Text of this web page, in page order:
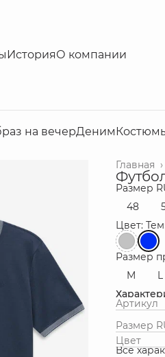
ИсторияО компании
на вечерДеним
Главная ›
Размер
48
Цвет:
Размер
M
L
Артикул
Размер
Цвет
Все